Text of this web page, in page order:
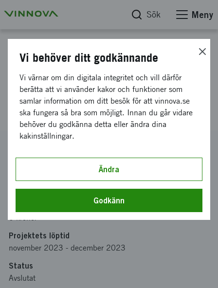
Sök Meny
Resebidrag 2023, Indien,
SISP:s delegation inom AI och
hälsa
2023-03659
Acanova AB
0 kronor
Projektets löptid
november 2023 - december 2023
Status
Avslutat
Vi behöver ditt godkännande
Vi värnar om din digitala integritet och vill därför
berätta att vi använder kakor och funktioner som
samlar information om ditt besök för att vinnova.se
ska fungera så bra som möjligt. Innan du går vidare
behöver du godkänna detta eller ändra dina
kakinställningar.
Ändra
Godkänn